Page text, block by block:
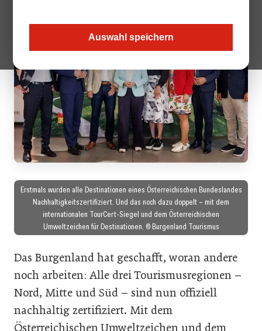
Auswahl speichern
Erstmals wurden alle Destinationen eines Österreichischen Bundeslandes
Nachhaltigkeitszertifiziert. Und das noch dazu doppelt – mit dem
internationalen TourCert-Siegel und dem Österreichischen
Umweltzeichen für Destinationen. © Burgenland Tourismus
Das Burgenland hat geschafft, woran andere
noch arbeiten: Alle drei Tourismusregionen –
Nord, Mitte und Süd – sind nun offiziell
nachhaltig zertifiziert. Mit dem
Österreichischen Umweltzeichen und dem